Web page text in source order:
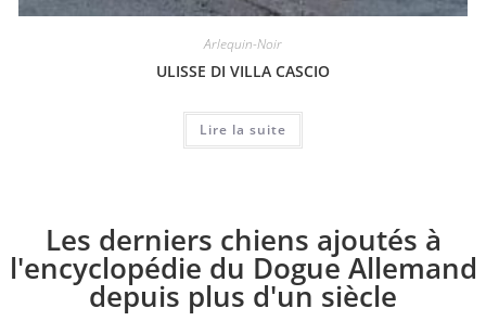
Arlequin-Noir
ULISSE DI VILLA CASCIO
Lire la suite
Les derniers chiens ajoutés à
l'encyclopédie du Dogue Allemand
depuis plus d'un siècle